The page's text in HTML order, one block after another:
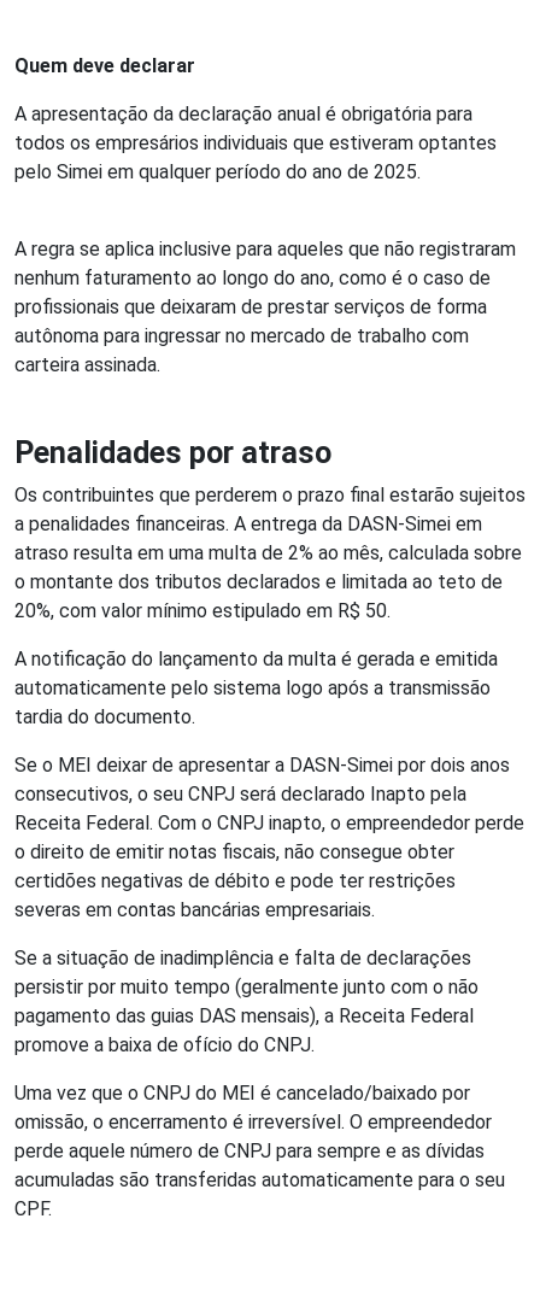
Quem deve declarar
A apresentação da declaração anual é obrigatória para
todos os empresários individuais que estiveram optantes
pelo Simei em qualquer período do ano de 2025.
A regra se aplica inclusive para aqueles que não registraram
nenhum faturamento ao longo do ano, como é o caso de
profissionais que deixaram de prestar serviços de forma
autônoma para ingressar no mercado de trabalho com
carteira assinada.
Penalidades por atraso
Os contribuintes que perderem o prazo final estarão sujeitos
a penalidades financeiras. A entrega da DASN-Simei em
atraso resulta em uma multa de 2% ao mês, calculada sobre
o montante dos tributos declarados e limitada ao teto de
20%, com valor mínimo estipulado em R$ 50.
A notificação do lançamento da multa é gerada e emitida
automaticamente pelo sistema logo após a transmissão
tardia do documento.
Se o MEI deixar de apresentar a DASN-Simei por dois anos
consecutivos, o seu CNPJ será declarado Inapto pela
Receita Federal. Com o CNPJ inapto, o empreendedor perde
o direito de emitir notas fiscais, não consegue obter
certidões negativas de débito e pode ter restrições
severas em contas bancárias empresariais.
Se a situação de inadimplência e falta de declarações
persistir por muito tempo (geralmente junto com o não
pagamento das guias DAS mensais), a Receita Federal
promove a baixa de ofício do CNPJ.
Uma vez que o CNPJ do MEI é cancelado/baixado por
omissão, o encerramento é irreversível. O empreendedor
perde aquele número de CNPJ para sempre e as dívidas
acumuladas são transferidas automaticamente para o seu
CPF.